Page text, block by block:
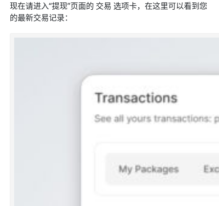
现在请进入“提现”页面的 交易 选项卡，在这里可以看到您
的最新交易记录：